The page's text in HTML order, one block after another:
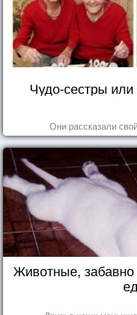
Чудо-сестры
Они рассказали
Животные,